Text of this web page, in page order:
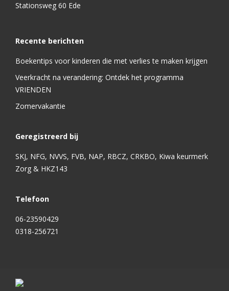
Stationsweg 60 Ede
Recente berichten
Boekentips voor kinderen die met verlies te maken krijgen
Veerkracht na verandering: Ontdek het programma
VRIENDEN
Zomervakantie
Geregistreerd bij
SKJ, NFG, NVVS, FVB, NAP, RBCZ, CRKBO, Kiwa keurmerk
Zorg & HKZ143
Telefoon
06-23590429
0318-256721